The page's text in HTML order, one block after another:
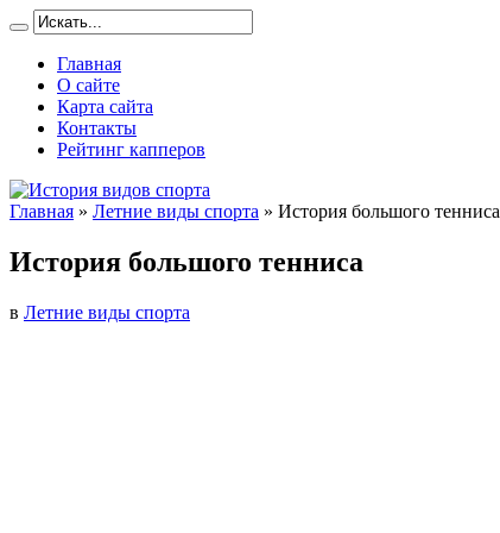
Главная
О сайте
Карта сайта
Контакты
Рейтинг капперов
Главная » Летние виды спорта » История большого тенниса
История большого тенниса
в Летние виды спорта